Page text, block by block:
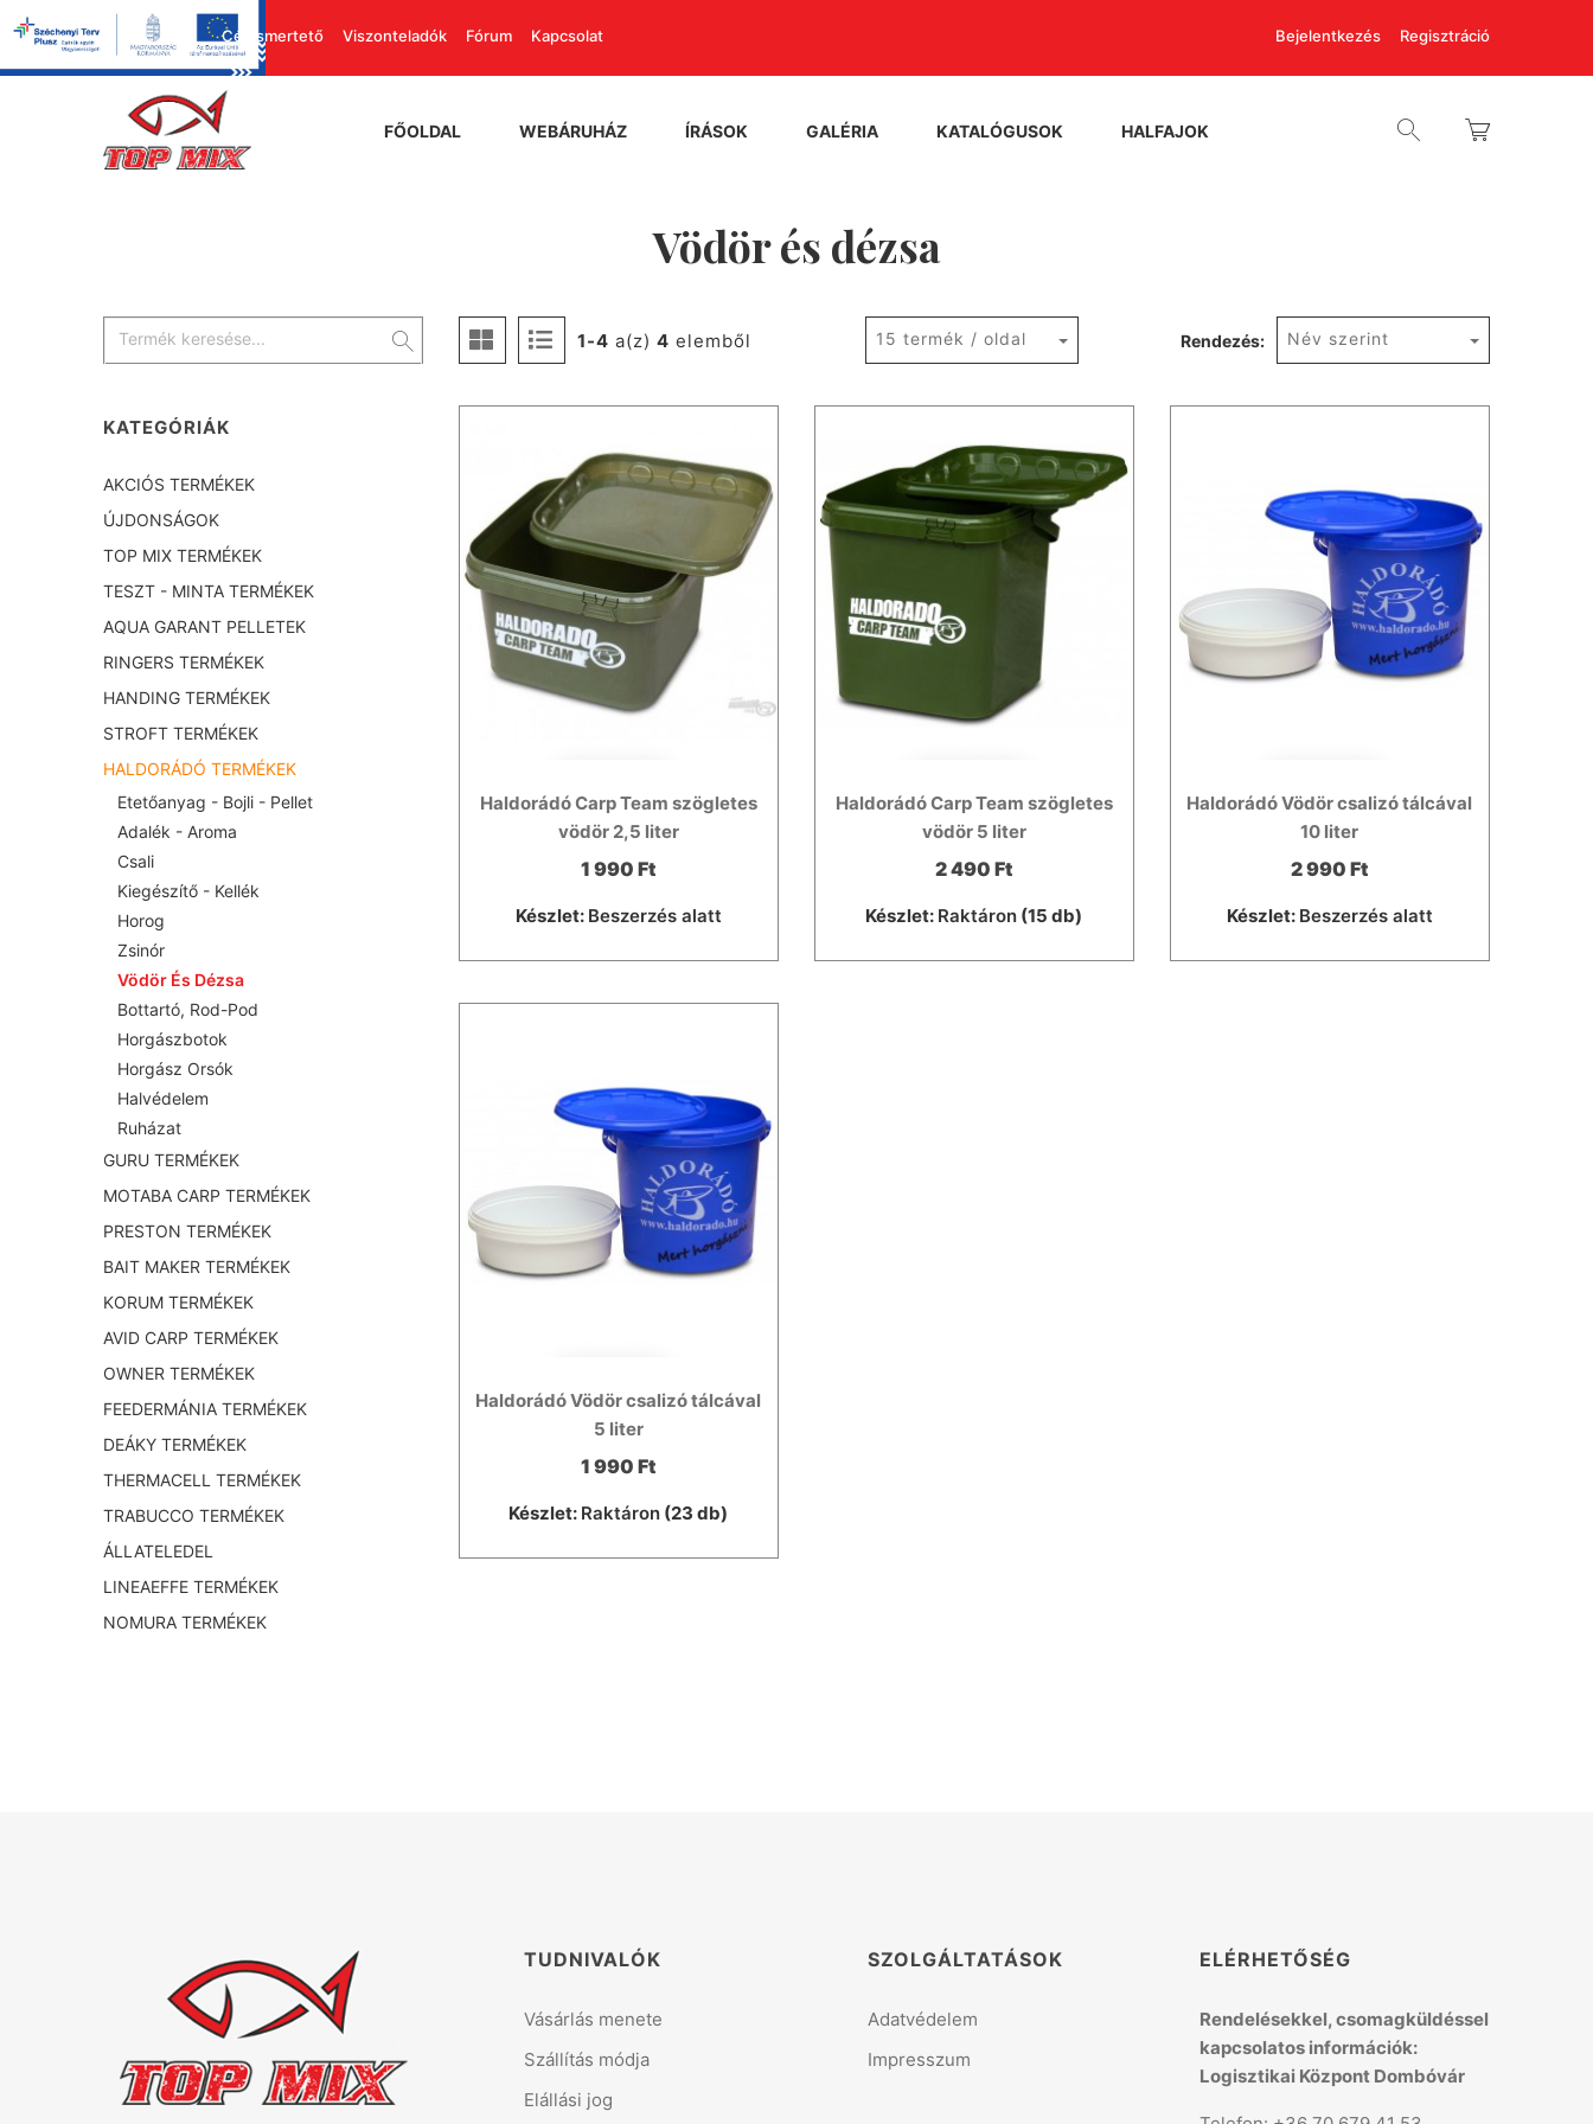
Cégismertető Viszonteladók Fórum Kapcsolat Bejelentkezés Regisztráció
FŐOLDAL WEBÁRUHÁZ ÍRÁSOK GALÉRIA KATALÓGUSOK HALFAJOK
Vödör és dézsa
1-4 a(z) 4 elemből 15 termék / oldal Rendezés: Név szerint
Haldorádó Carp Team szögletes
vödör 2,5 liter
1 990 Ft
Készlet: Beszerzés alatt
Haldorádó Carp Team szögletes
vödör 5 liter
2 490 Ft
Készlet: Raktáron (15 db)
Haldorádó Vödör csalizó tálcával
10 liter
2 990 Ft
Készlet: Beszerzés alatt
Haldorádó Vödör csalizó tálcával
5 liter
1 990 Ft
Készlet: Raktáron (23 db)
KATEGÓRIÁK
AKCIÓS TERMÉKEK
ÚJDONSÁGOK
TOP MIX TERMÉKEK
TESZT - MINTA TERMÉKEK
AQUA GARANT PELLETEK
RINGERS TERMÉKEK
HANDING TERMÉKEK
STROFT TERMÉKEK
HALDORÁDÓ TERMÉKEK
Etetőanyag - Bojli - Pellet
Adalék - Aroma
Csali
Kiegészítő - Kellék
Horog
Zsinór
Vödör És Dézsa
Bottartó, Rod-Pod
Horgászbotok
Horgász Orsók
Halvédelem
Ruházat
GURU TERMÉKEK
MOTABA CARP TERMÉKEK
PRESTON TERMÉKEK
BAIT MAKER TERMÉKEK
KORUM TERMÉKEK
AVID CARP TERMÉKEK
OWNER TERMÉKEK
FEEDERMÁNIA TERMÉKEK
DEÁKY TERMÉKEK
THERMACELL TERMÉKEK
TRABUCCO TERMÉKEK
ÁLLATELEDEL
LINEAEFFE TERMÉKEK
NOMURA TERMÉKEK
TUDNIVALÓK
Vásárlás menete
Szállítás módja
Elállási jog
SZOLGÁLTATÁSOK
Adatvédelem
Impresszum
ELÉRHETŐSÉG
Rendelésekkel, csomagküldéssel
kapcsolatos információk:
Logisztikai Központ Dombóvár